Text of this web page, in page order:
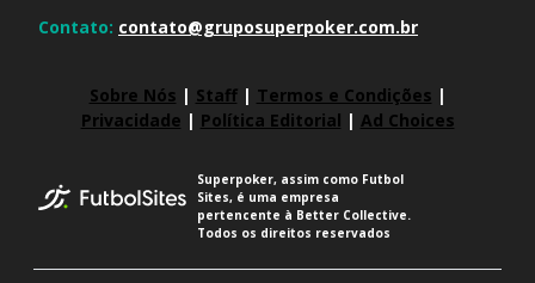
Contato: contato@gruposuperpoker.com.br
Sobre Nós | Staff| Termos e Condições |
Privacidade | Política Editorial | Ad Choices
Superpoker, assim como Futbol
Sites, é uma empresa
pertencente à Better Collective.
Todos os direitos reservados